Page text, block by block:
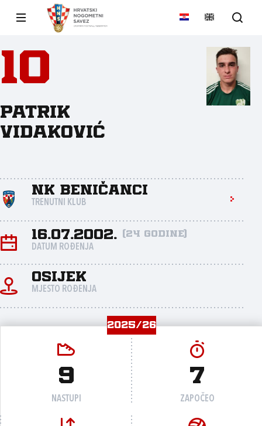
10
Patrik
Vidaković
NK Beničanci
TRENUTNI KLUB
16.07.2002. (24 godine)
DATUM ROĐENJA
Osijek
MJESTO ROĐENJA
2025/26
9
NASTUPI
7
ZAPOČEO